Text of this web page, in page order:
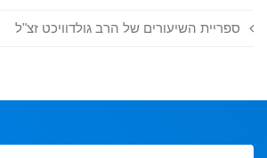
ספריית השיעורים של הרב גולדוויכט זצ"ל